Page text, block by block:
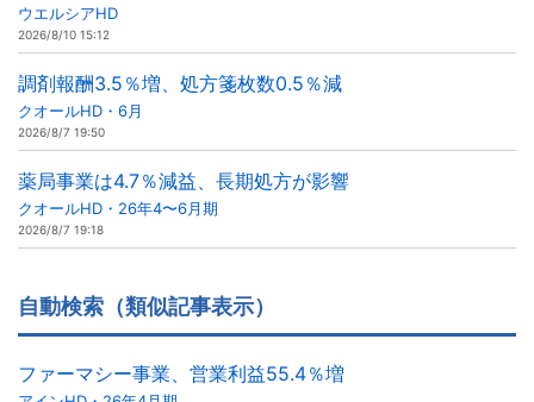
ウエルシアHD
2026/8/10 15:12
調剤報酬3.5％増、処方箋枚数0.5％減
クオールHD・6月
2026/8/7 19:50
薬局事業は4.7％減益、長期処方が影響
クオールHD・26年4〜6月期
2026/8/7 19:18
自動検索（類似記事表示）
ファーマシー事業、営業利益55.4％増